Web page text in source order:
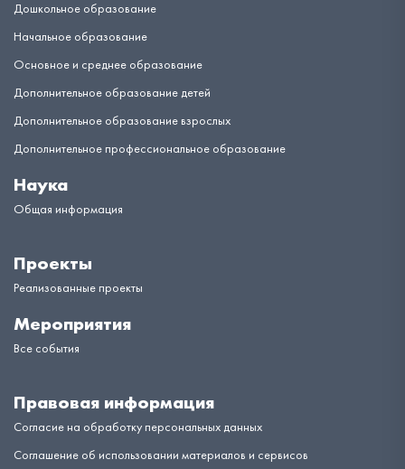
Дошкольное образование
Начальное образование
Основное и среднее образование
Дополнительное образование детей
Дополнительное образование взрослых
Дополнительное профессиональное образование
Наука
Общая информация
Проекты
Реализованные проекты
Мероприятия
Все события
Правовая информация
Согласие на обработку персональных данных
Соглашение об использовании материалов и сервисов